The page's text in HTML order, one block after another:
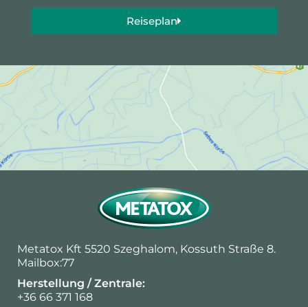
Reiseplan
Metatox Kft 5520 Szeghalom, Kossuth Straße 8.
Mailbox:77
Herstellung / Zentrale:
+36 66 371 168